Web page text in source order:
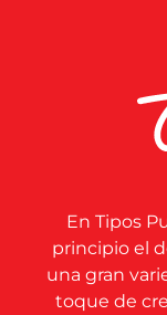
En Tipos
principio el
una gran
toque de